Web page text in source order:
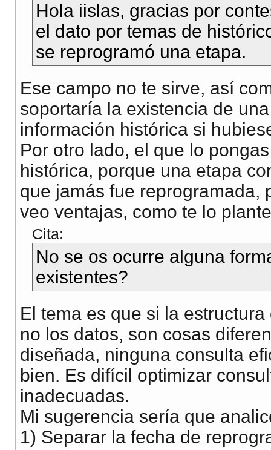
Hola iislas, gracias por
el dato por temas de
se reprogramó una etapa.
Ese campo no te sirve, así
soportaría la existencia de
información histórica si
Por otro lado, el que lo
histórica, porque una etapa
que jamás fue reprogramada,
veo ventajas, como te lo
Cita:
No se os ocurre alguna
existentes?
El tema es que si la
no los datos, son cosas
diseñada, ninguna consulta
bien. Es difícil optimizar
inadecuadas.
Mi sugerencia sería que
1) Separar la fecha de